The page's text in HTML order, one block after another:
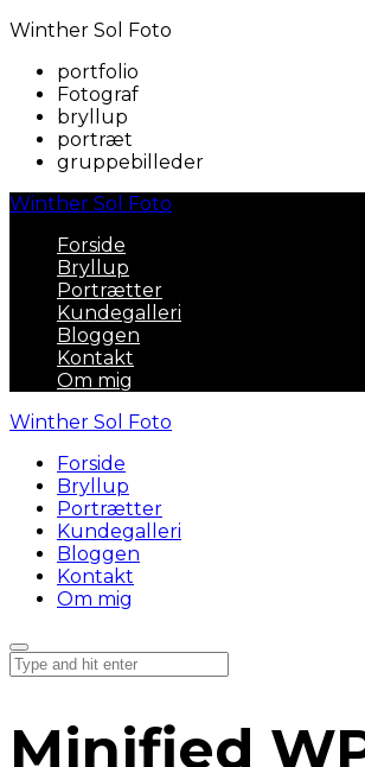
Winther Sol Foto
portfolio
Fotograf
bryllup
portræt
gruppebilleder
Winther Sol Foto
Forside
Bryllup
Portrætter
Kundegalleri
Bloggen
Kontakt
Om mig
Winther Sol Foto
Forside
Bryllup
Portrætter
Kundegalleri
Bloggen
Kontakt
Om mig
Minified